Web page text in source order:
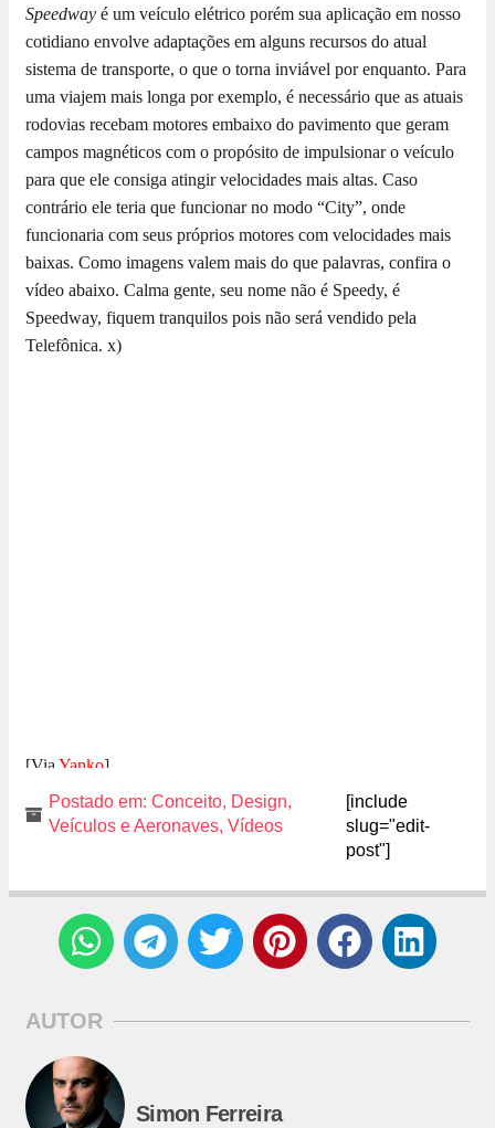
Speedway é um veículo elétrico porém sua aplicação em nosso
cotidiano envolve adaptações em alguns recursos do atual
sistema de transporte, o que o torna inviável por enquanto. Para
uma viajem mais longa por exemplo, é necessário que as atuais
rodovias recebam motores embaixo do pavimento que geram
campos magnéticos com o propósito de impulsionar o veículo
para que ele consiga atingir velocidades mais altas. Caso
contrário ele teria que funcionar no modo “City”, onde
funcionaria com seus próprios motores com velocidades mais
baixas. Como imagens valem mais do que palavras, confira o
vídeo abaixo. Calma gente, seu nome não é Speedy, é
Speedway, fiquem tranquilos pois não será vendido pela
Telefônica. x)
[Via Yanko]
Postado em: Conceito, Design,
Veículos e Aeronaves, Vídeos
[include
slug="edit-
post"]
AUTOR
Simon Ferreira